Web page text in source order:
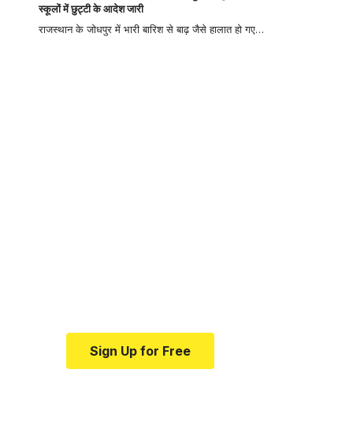
स्कूलों में छुट्टी के आदेश जारी
राजस्थान के जोधपुर में भारी बारिश से बाढ़ जैसे हालात हो गए…
Sign Up for Free